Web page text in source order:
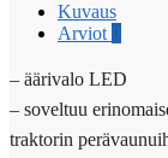
Kuvaus
Arviot 0
– äärivalo LED
– soveltuu
traktorin